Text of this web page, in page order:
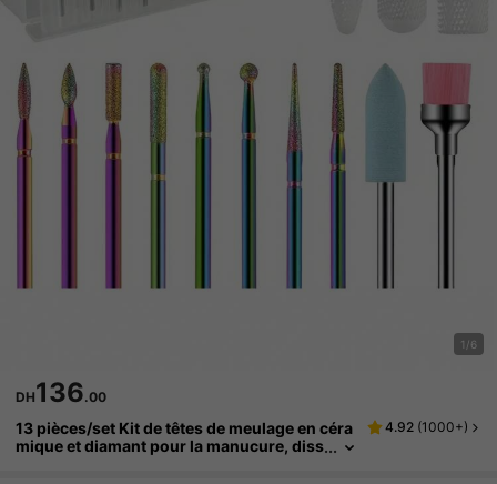
1/6
DH136.00
13 pièces/set Kit de têtes de meulage en céra
mique et diamant pour la manucure, diss
4.92 (1000+)